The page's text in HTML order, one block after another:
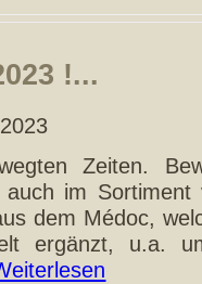
!...
Zeiten.
im Sortiment
dem Médoc,
ergänzt, u.a.